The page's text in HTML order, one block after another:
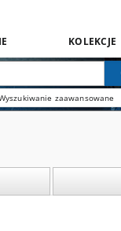
KOLEKCJE
zaawansowane